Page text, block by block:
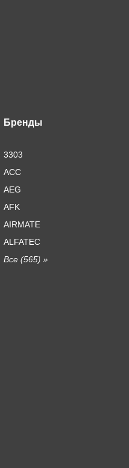
Бренды
3303
ACC
AEG
AFK
AIRMATE
ALFATEC
Все (565) »